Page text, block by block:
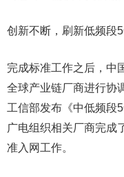
创新不断，刷新低频段
完成标准工作之后，中
全球产业链厂商进行协
工信部发布《中低频段
广电组织相关厂商完成
准入网工作。